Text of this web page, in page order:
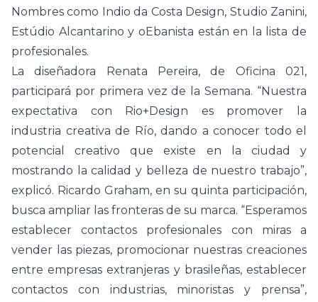
Nombres como Indio da Costa Design, Studio Zanini,
Estúdio Alcantarino y oEbanista están en la lista de
profesionales.
La diseñadora Renata Pereira, de Oficina 021,
participará por primera vez de la Semana. “Nuestra
expectativa con Rio+Design es promover la
industria creativa de Río, dando a conocer todo el
potencial creativo que existe en la ciudad y
mostrando la calidad y belleza de nuestro trabajo”,
explicó. Ricardo Graham, en su quinta participación,
busca ampliar las fronteras de su marca. “Esperamos
establecer contactos profesionales con miras a
vender las piezas, promocionar nuestras creaciones
entre empresas extranjeras y brasileñas, establecer
contactos con industrias, minoristas y prensa”,